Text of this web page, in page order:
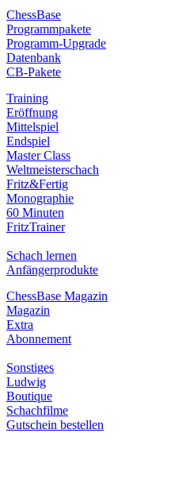
ChessBase
Programmpakete
Programm-Upgrade
Datenbank
CB-Pakete
Training
Eröffnung
Mittelspiel
Endspiel
Master Class
Weltmeisterschach
Fritz&Fertig
Monographie
60 Minuten
FritzTrainer
Schach lernen
Anfängerprodukte
ChessBase Magazin
Magazin
Extra
Abonnement
Sonstiges
Ludwig
Boutique
Schachfilme
Gutschein bestellen